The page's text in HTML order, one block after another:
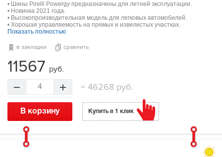
• Шины Pirelli Powergy предназначены для летней эксплуатации.
• Новинка 2021 года.
• Высокопроизводительная модель для легковых автомобилей.
• Хорошая управляемость на прямых и извилистых участках.
Показать полностью
в закладки сравнить
11567 руб.
4 = 46268 руб.
В корзину Купить в 1 клик